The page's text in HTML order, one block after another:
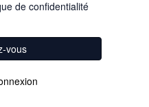
de confidentialité
vous